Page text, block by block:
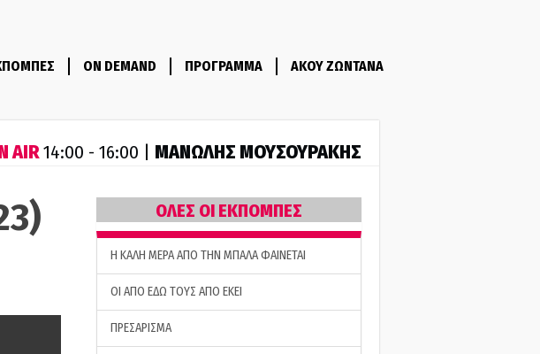
ON DEMAND ΠΡΟΓΡΑΜΜΑ ΑΚΟΥ ΖΩΝΤΑΝΑ
AIR14:00 - 16:00 | ΜΑΝΩΛΗΣ ΜΟΥΣΟΥΡΑΚΗΣ
ΟΛΕΣ ΟΙ ΕΚΠΟΜΠΕΣ
H ΚΑΛΗ ΜΕΡΑ ΑΠΟ ΤΗΝ ΜΠΑΛΑ ΦΑΙΝΕΤΑΙ
ΟΙ ΑΠΟ ΕΔΩ ΤΟΥΣ ΑΠΟ ΕΚΕΙ
ΠΡΕΣΑΡΙΣΜΑ